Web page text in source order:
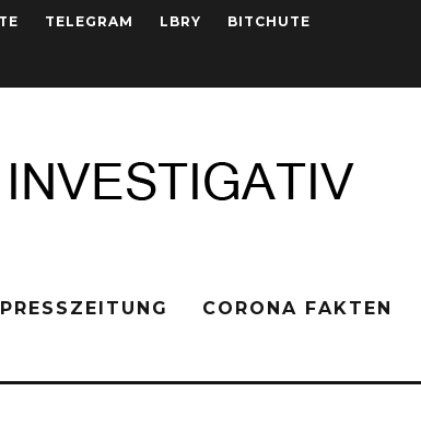
TELEGRAM LBRY BITCHUTE
CORONA FAKTEN